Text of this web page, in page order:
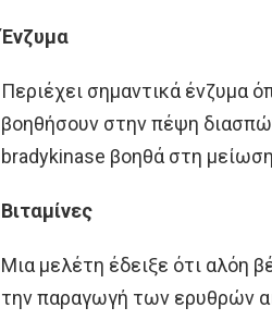
Ένζυμα
Περιέχει σημαντικά ένζυμα
βοηθήσουν στην πέψη
bradykinase βοηθά στη
Βιταμίνες
Μια μελέτη έδειξε ότι αλόη
την παραγωγή των ερυθρών